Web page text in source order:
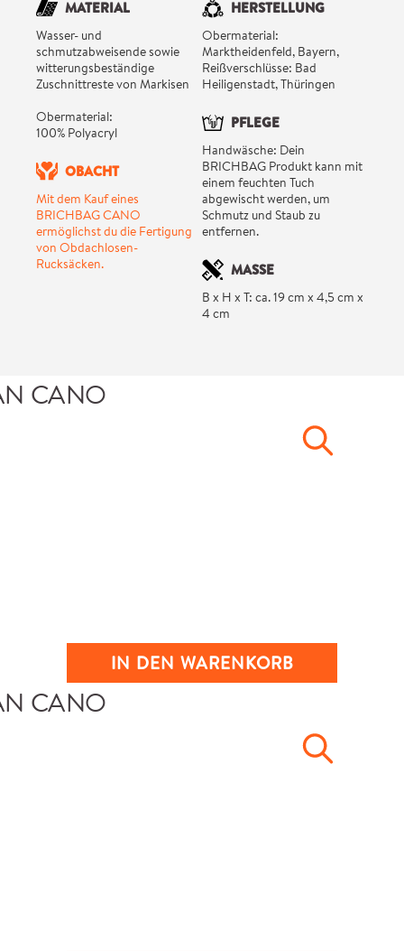
MATERIAL
Wasser- und
schmutzabweisende sowie
witterungsbeständige
Zuschnittreste von Markisen
Obermaterial:
100% Polyacryl
OBACHT
Mit dem Kauf eines
BRICHBAG CANO
ermöglichst du die Fertigung
von Obdachlosen-
Rucksäcken.
HERSTELLUNG
Obermaterial:
Marktheidenfeld, Bayern,
Reißverschlüsse: Bad
Heiligenstadt, Thüringen
PFLEGE
Handwäsche: Dein
BRICHBAG Produkt kann mit
einem feuchten Tuch
abgewischt werden, um
Schmutz und Staub zu
entfernen.
MASSE
B x H x T: ca. 19 cm x 4,5 cm x
4 cm
IN DEN WARENKORB